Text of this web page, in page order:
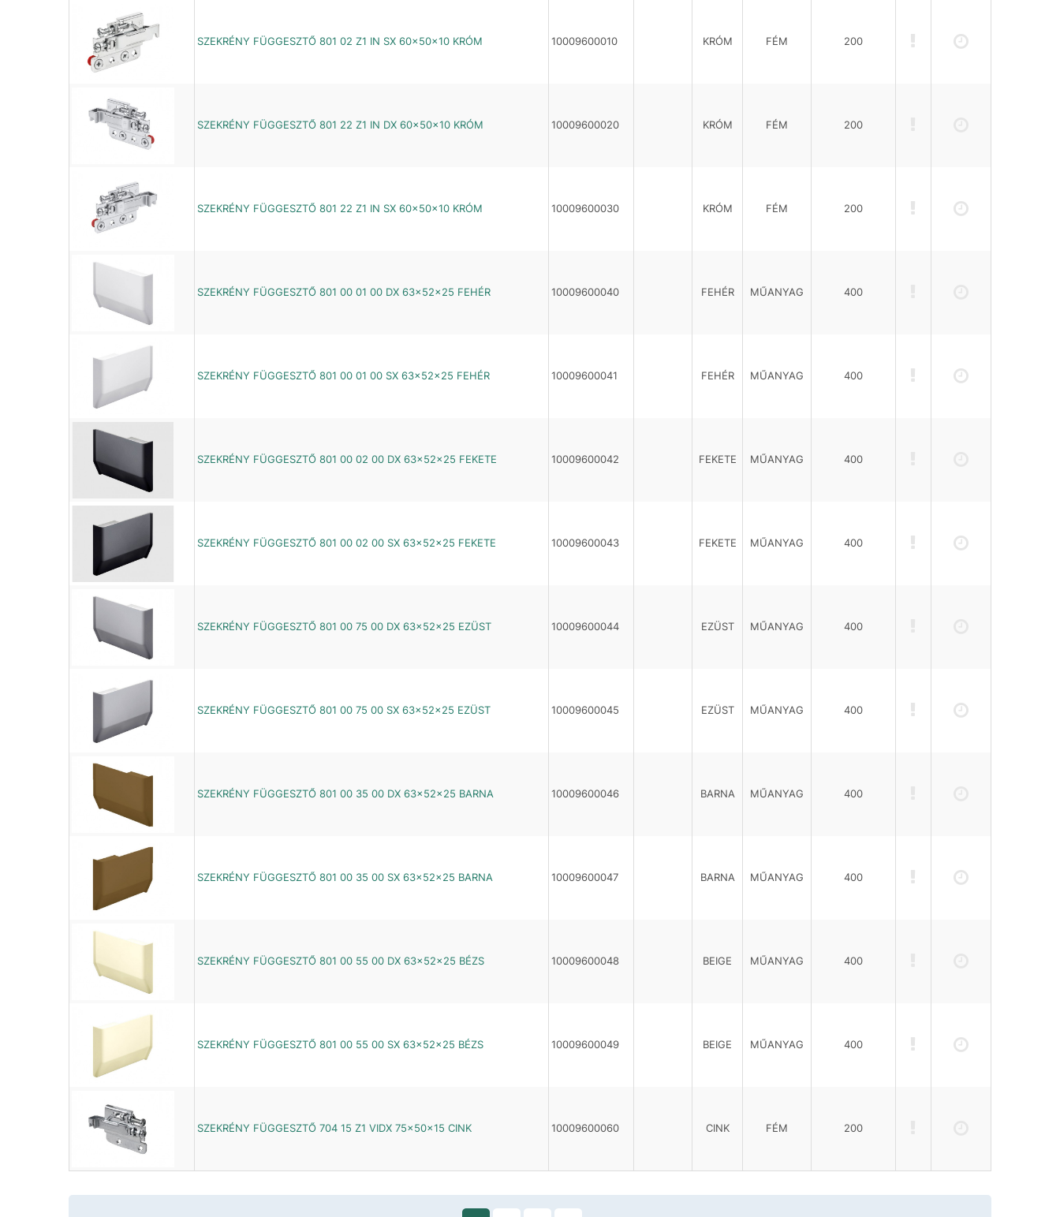
SZEKRÉNY FÜGGESZTŐ 801 02 Z1 IN SX 60×50×10 KRÓM 10009600010 KRÓM FÉM 200
SZEKRÉNY FÜGGESZTŐ 801 22 Z1 IN DX 60×50×10 KRÓM 10009600020 KRÓM FÉM 200
SZEKRÉNY FÜGGESZTŐ 801 22 Z1 IN SX 60×50×10 KRÓM 10009600030 KRÓM FÉM 200
SZEKRÉNY FÜGGESZTŐ 801 00 01 00 DX 63×52×25 FEHÉR 10009600040 FEHÉR MŰANYAG 400
SZEKRÉNY FÜGGESZTŐ 801 00 01 00 SX 63×52×25 FEHÉR 10009600041 FEHÉR MŰANYAG 400
SZEKRÉNY FÜGGESZTŐ 801 00 02 00 DX 63×52×25 FEKETE 10009600042 FEKETE MŰANYAG 400
SZEKRÉNY FÜGGESZTŐ 801 00 02 00 SX 63×52×25 FEKETE 10009600043 FEKETE MŰANYAG 400
SZEKRÉNY FÜGGESZTŐ 801 00 75 00 DX 63×52×25 EZÜST 10009600044 EZÜST MŰANYAG 400
SZEKRÉNY FÜGGESZTŐ 801 00 75 00 SX 63×52×25 EZÜST 10009600045 EZÜST MŰANYAG 400
SZEKRÉNY FÜGGESZTŐ 801 00 35 00 DX 63×52×25 BARNA 10009600046 BARNA MŰANYAG 400
SZEKRÉNY FÜGGESZTŐ 801 00 35 00 SX 63×52×25 BARNA 10009600047 BARNA MŰANYAG 400
SZEKRÉNY FÜGGESZTŐ 801 00 55 00 DX 63×52×25 BÉZS 10009600048 BEIGE MŰANYAG 400
SZEKRÉNY FÜGGESZTŐ 801 00 55 00 SX 63×52×25 BÉZS 10009600049 BEIGE MŰANYAG 400
SZEKRÉNY FÜGGESZTŐ 704 15 Z1 VIDX 75×50×15 CINK 10009600060 CINK FÉM 200